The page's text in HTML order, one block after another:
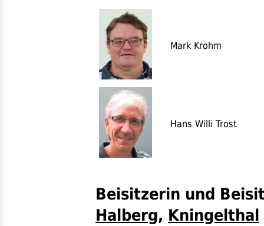
Mark Krohm
Hans Willi Trost
Beisitzerin und
Halberg, Kningelthal